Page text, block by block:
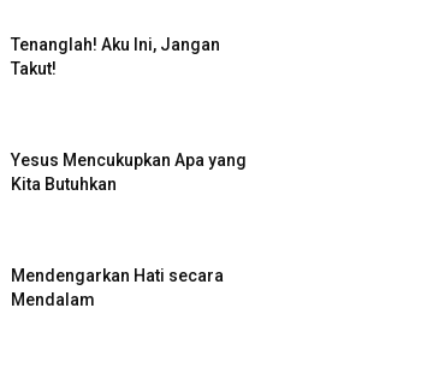
Tenanglah! Aku Ini, Jangan
Takut!
Yesus Mencukupkan Apa yang
Kita Butuhkan
Mendengarkan Hati secara
Mendalam